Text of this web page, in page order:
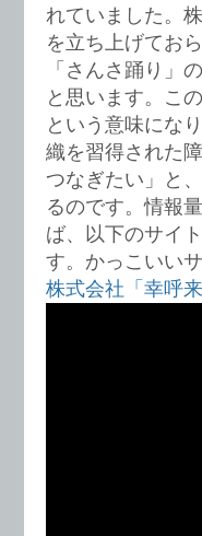
れていました。
を立ち上げてお
「さんさ踊り」
と思います。こ
という意味にな
織を習得された
つなぎたい」と
るのです。情報
ば、以下のサイ
す。かっこいいサ
株式会社「幸呼